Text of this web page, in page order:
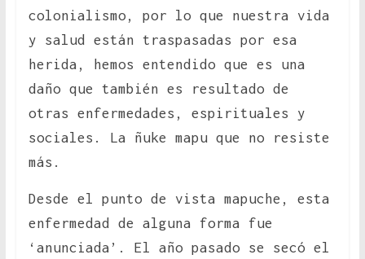
colonialismo, por lo que nuestra vida
y salud están traspasadas por esa
herida, hemos entendido que es una
daño que también es resultado de
otras enfermedades, espirituales y
sociales. La ñuke mapu que no resiste
más.
Desde el punto de vista mapuche, esta
enfermedad de alguna forma fue
‘anunciada’. El año pasado se secó el